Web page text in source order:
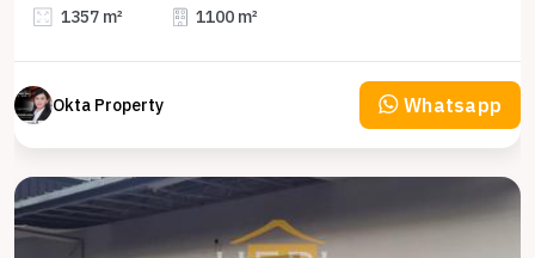
1357 m² 1100 m²
Okta Property Whatsapp